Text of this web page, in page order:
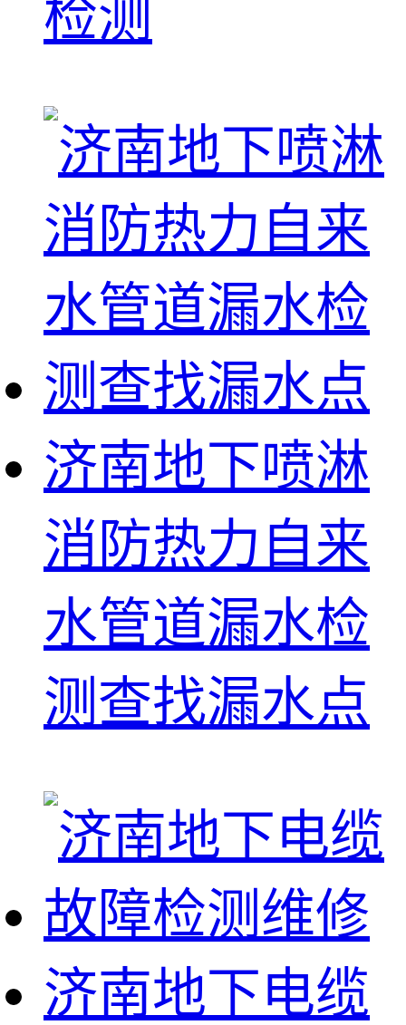
检测
济南地下喷淋
消防热力自来
水管道漏水检
测查找漏水点
济南地下电缆